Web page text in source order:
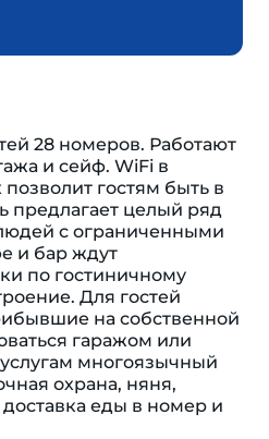
28 номеров. Работают
и сейф. WiFi в
гостям быть в
предлагает целый ряд
с ограниченными
и бар ждут
по гостиничному
Для гостей
на собственной
гаражом или
многоязычный
охрана, няня,
еды в номер и